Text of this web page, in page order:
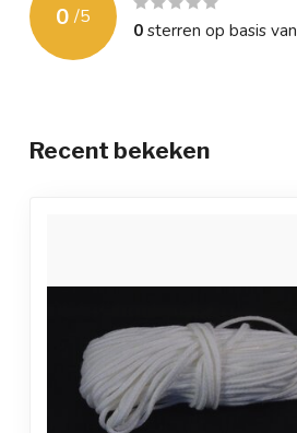
0 /5
0sterren op basis van
Recent bekeken